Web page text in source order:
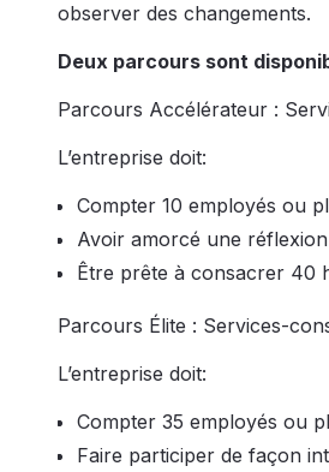
observer des changements.
Deux parcours sont
Parcours Accélérateur :
L’entreprise doit:
Compter 10 employés ou
Avoir amorcé une
Être prête à consacrer 40
Parcours Élite : Services-
L’entreprise doit:
Compter 35 employés ou
Faire participer de façon